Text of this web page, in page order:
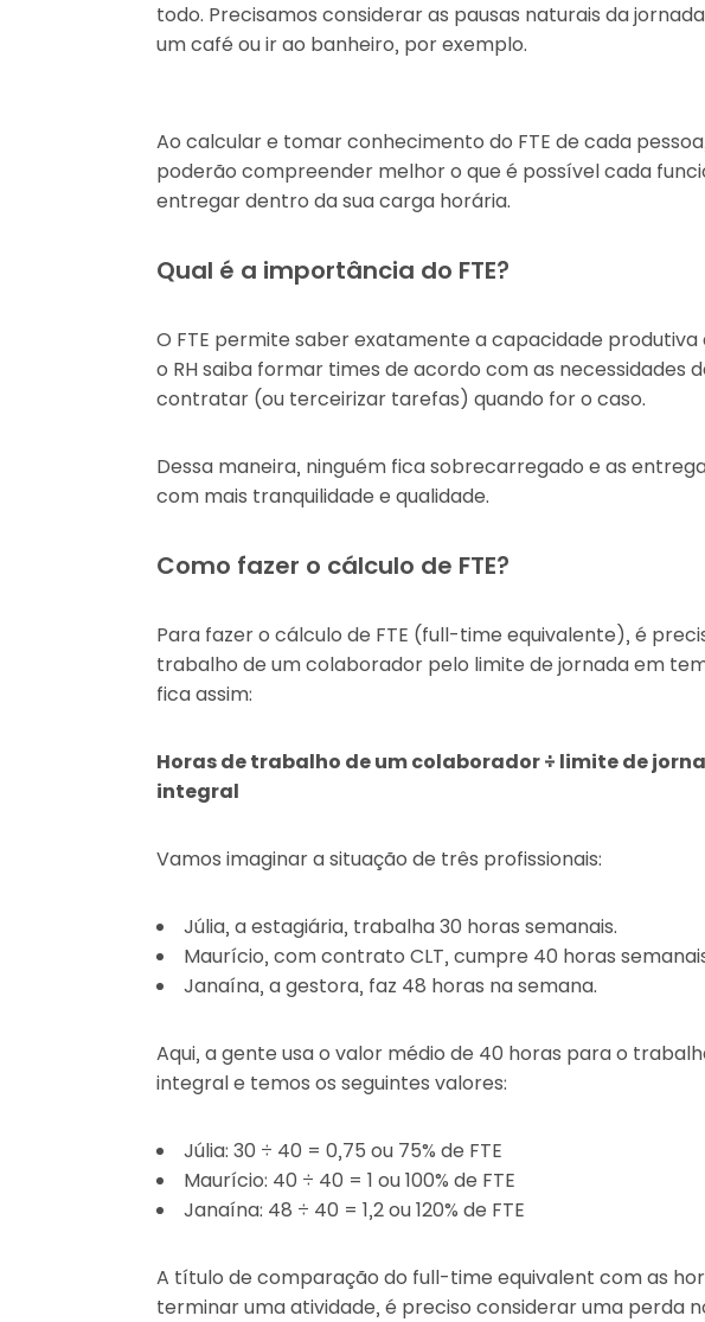
todo. Precisamos considerar as pausas naturais da
um café ou ir ao banheiro, por exemplo.
Ao calcular e tomar conhecimento do FTE de cada
poderão compreender melhor o que é possível cada
entregar dentro da sua carga horária.
Qual é a importância do FTE?
O FTE permite saber exatamente a capacidade produtiva
o RH saiba formar times de acordo com as necessidades
contratar (ou terceirizar tarefas) quando for o caso.
Dessa maneira, ninguém fica sobrecarregado e as
com mais tranquilidade e qualidade.
Como fazer o cálculo de FTE?
Para fazer o cálculo de FTE (full-time equivalente), é
trabalho de um colaborador pelo limite de jornada em
fica assim:
Horas de trabalho de um colaborador ÷ limite de
integral
Vamos imaginar a situação de três profissionais:
Júlia, a estagiária, trabalha 30 horas semanais.
Maurício, com contrato CLT, cumpre 40 horas
Janaína, a gestora, faz 48 horas na semana.
Aqui, a gente usa o valor médio de 40 horas para o
integral e temos os seguintes valores:
Júlia: 30 ÷ 40 = 0,75 ou 75% de FTE
Maurício: 40 ÷ 40 = 1 ou 100% de FTE
Janaína: 48 ÷ 40 = 1,2 ou 120% de FTE
A título de comparação do full-time equivalent com as
terminar uma atividade, é preciso considerar uma perda